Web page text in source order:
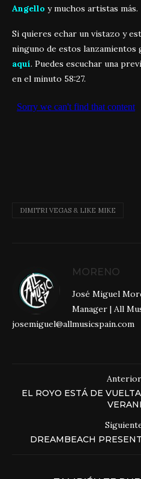
Angello y muchos artistas más.
Si quieres echar un vistazo y
ninguno de estos
aquí. Puedes escuchar una
en el minuto 58:27.
DIMITRI VEGAS & LIKE MIKE
MORENO
José Miguel
Manager | All
josemiguel@allmusicspain.com
EL ROYO ESTÁ DE
DREAMBEACH